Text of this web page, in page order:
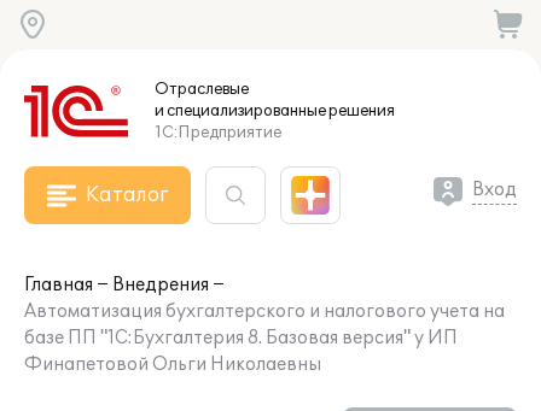
Отраслевые
и специализированныерешения
1С:Предприятие
Каталог Вход
Главная
Внедрения
Автоматизация бухгалтерского и налогового учета на
базе ПП "1С:Бухгалтерия 8. Базовая версия" у ИП
Финапетовой Ольги Николаевны